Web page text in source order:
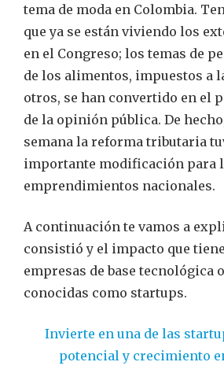
tema de moda en Colombia.
que ya se están viviendo los
en el Congreso; los temas de
de los alimentos, impuestos a
otros, se han convertido en el
de la opinión pública. De
semana la reforma tributaria
importante modificación para
emprendimientos nacionales.
A continuación te vamos a
consistió y el impacto que
empresas de base tecnológica
conocidas como startups.
Invierte en una de las
potencial y crecimiento